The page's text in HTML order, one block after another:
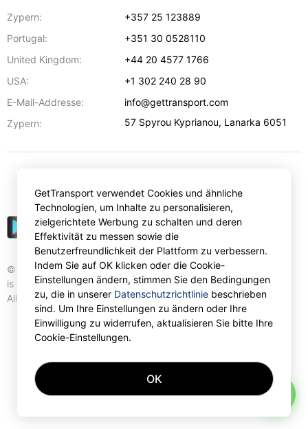
Zypern:
+357 25 123889
Portugal:
+351 30 0528110
United Kingdom:
+44 20 4577 1766
USA:
+1 302 240 28 90
E-Mail-Addresse:
info@gettransport.com
Zypern:
57 Spyrou Kyprianou, Lanarka 6051
© Gettransport International Limited. GetTransport®
is trademark of Gettransport International Limited.
All rights reserved.
GetTransport verwendet Cookies und ähnliche
Technologien, um Inhalte zu personalisieren,
zielgerichtete Werbung zu schalten und deren
Effektivität zu messen sowie die
Benutzerfreundlichkeit der Plattform zu verbessern.
Indem Sie auf OK klicken oder die Cookie-
Einstellungen ändern, stimmen Sie den Bedingungen
zu, die in unserer Datenschutzrichtlinie beschrieben
sind. Um Ihre Einstellungen zu ändern oder Ihre
Einwilligung zu widerrufen, aktualisieren Sie bitte Ihre
Cookie-Einstellungen.
OK
AI